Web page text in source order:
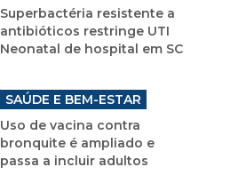
Superbactéria resistente a
antibióticos restringe UTI
Neonatal de hospital em SC
SAÚDE E BEM-ESTAR
Uso de vacina contra
bronquite é ampliado e
passa a incluir adultos